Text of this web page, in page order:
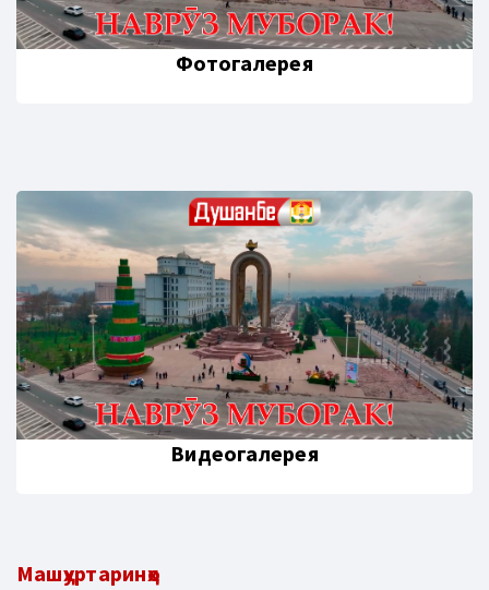
Фотогалерея
Видеогалерея
Машҳуртаринҳо